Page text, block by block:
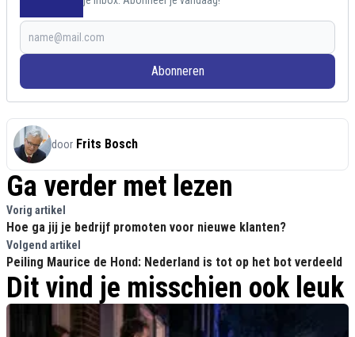
Abonneren
door Frits Bosch
Ga verder met lezen
Vorig artikel
Hoe ga jij je bedrijf promoten voor nieuwe klanten?
Volgend artikel
Peiling Maurice de Hond: Nederland is tot op het bot verdeeld
Dit vind je misschien ook leuk